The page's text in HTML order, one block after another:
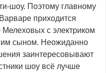
шоу. Поэтому главному
приходится
с электриком
сыном. Неожиданно
заинтересовывают
шоу всё лучше